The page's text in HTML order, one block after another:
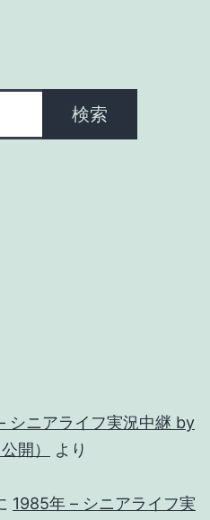
検索
シニアライフ実況中継 by
開）
より
1985年 – シニアライフ実